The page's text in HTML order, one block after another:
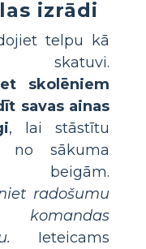
izrādi
telpu kā
skatuvi.
skolēniem
savas ainas
, lai stāstītu
no sākuma
beigām.
radošumu
Ieteicams